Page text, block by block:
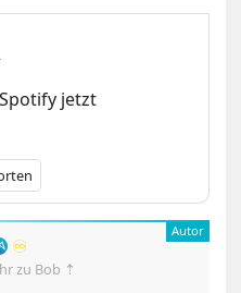
jetzt
♾️
zu Bob ⇡